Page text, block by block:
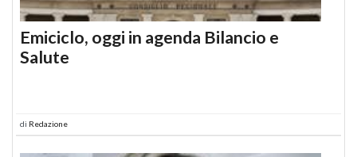
Emiciclo, oggi in agenda Bilancio e
Salute
di Redazione